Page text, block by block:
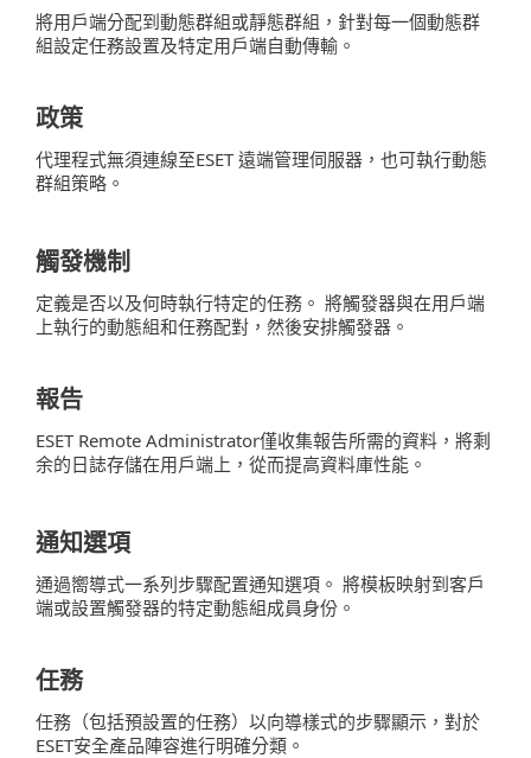
將用戶端分配到動態群組或靜態群組，針對每一個動態群
組設定任務設置及特定用戶端自動傳輸。
政策
代理程式無須連線至ESET 遠端管理伺服器，也可執行動態
群組策略。
觸發機制
定義是否以及何時執行特定的任務。 將觸發器與在用戶端
上執行的動態組和任務配對，然後安排觸發器。
報告
ESET Remote Administrator僅收集報告所需的資料，將剩
余的日誌存儲在用戶端上，從而提高資料庫性能。
通知選項
通過嚮導式一系列步驟配置通知選項。 將模板映射到客戶
端或設置觸發器的特定動態組成員身份。
任務
任務（包括預設置的任務）以向導樣式的步驟顯示，對於
ESET安全產品陣容進行明確分類。